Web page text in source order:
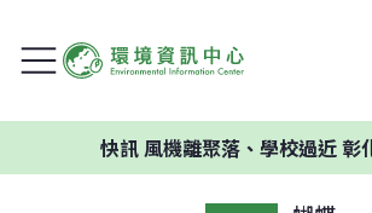
風機離聚落、學校過近 彰化福漢